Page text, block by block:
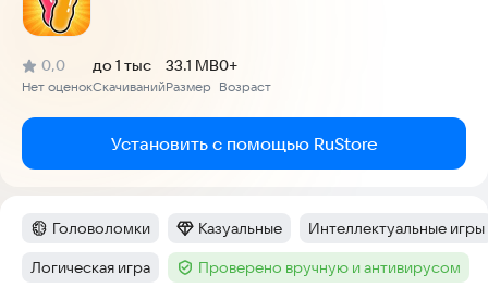
Рейтинг:
0,0
(
Нет оценок
)
Скачиваний
до 1 тыс
Размер
33.1 MB
Возраст
0+
Установить с помощью RuStore
Категория:
Головоломки Категория:
Казуальные Тег:
Интеллектуальные игры
Тег :
Логическая игра Тег :Проверено вручную и антивирусом